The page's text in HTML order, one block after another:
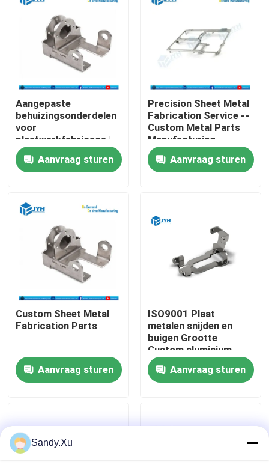
Huis
Diensten
Ongeveer ons
Fabrieksreis
Kwaliteitscontrole
Nieuws
Gevallen
Verzoek om een Citaat
Aangepaste
behuizingsonderdelen
voor
plaatwerkfabricage |
Precisieoplossingen
voor metalen
behuizingen
Aanvraag sturen
Precision Sheet Metal
Fabrication Service --
Custom Metal Parts
Manufacturing --
Precision Sheet Metal
Fabrication Service --
Precision Sheet Metal
Productie van metalen
onderdelen op maat
Aanvraag sturen
Custom Sheet Metal
Fabrication Parts
Aanvraag sturen
ISO9001 Plaat
metalen snijden en
buigen Grootte
Custom aluminium
plaat fabricage
Aanvraag sturen
Sandy.Xu